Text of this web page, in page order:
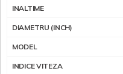
INALTIME
DIAMETRU (INCH)
MODEL
INDICE VITEZA